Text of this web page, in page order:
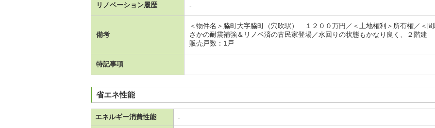
リノベーション履歴 -
備考
＜物件名＞脇町大字脇町（穴吹駅） １２００万円／＜土地権利＞所有権／＜
さかの耐震補強＆リノベ済の古民家登場／水回りの状態もかなり良く、２階建
販売戸数：1戸
特記事項
省エネ性能
エネルギー消費性能 -